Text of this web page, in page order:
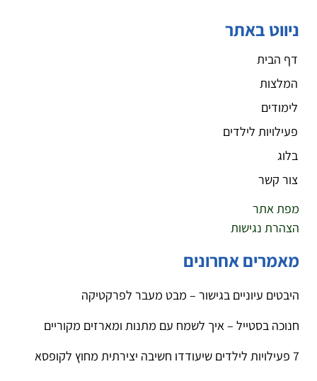
ניווט באתר
דף הבית
המלצות
לימודים
פעילויות לילדים
בלוג
צור קשר
מפת אתר
הצהרת נגישות
מאמרים אחרונים
היבטים עיוניים בגישור – מבט מעבר לפרקטיקה
חנוכה בסטייל – איך לשמח עם מתנות ומארזים מקוריים
7 פעילויות לילדים שיעודדו חשיבה יצירתית מחוץ לקופסא